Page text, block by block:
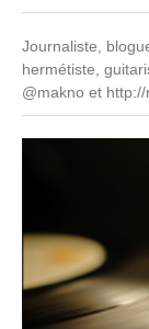
Journaliste,
hermétiste,
@makno et